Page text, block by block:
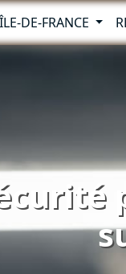
ÎLE-DE-FRANCE